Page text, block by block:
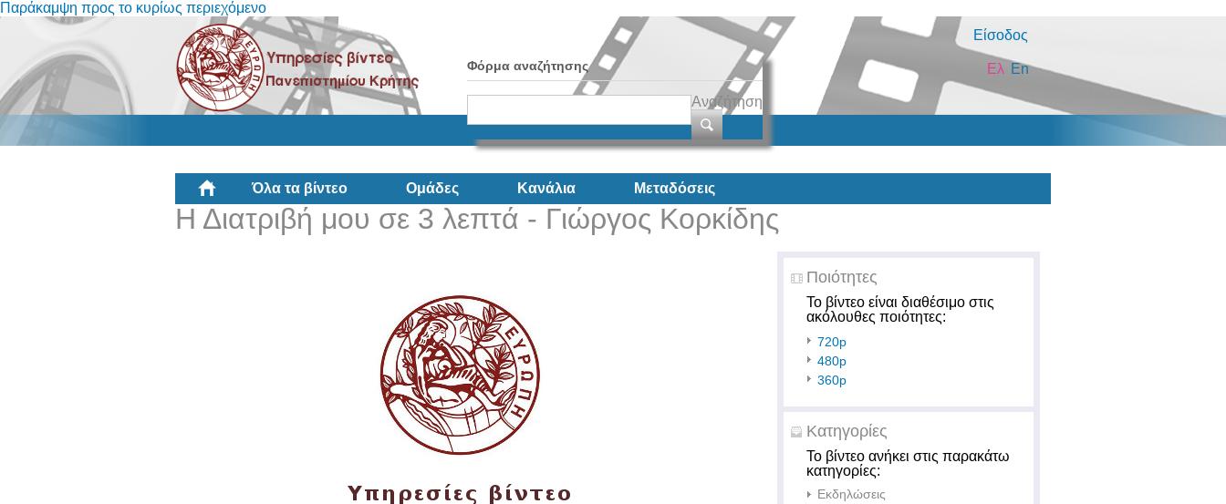
Παράκαμψη προς το κυρίως περιεχόμενο
Είσοδος
Φόρμα αναζήτησης
Αναζήτηση
En
Ελ
Όλα τα βίντεο Ομάδες Κανάλια Μεταδόσεις
Η Διατριβή μου σε 3 λεπτά - Γιώργος Κορκίδης
Ποιότητες
Το βίντεο είναι διαθέσιμο στις
ακόλουθες ποιότητες:
720p
480p
360p
Κατηγορίες
Το βίντεο ανήκει στις παρακάτω
κατηγορίες:
Εκδηλώσεις